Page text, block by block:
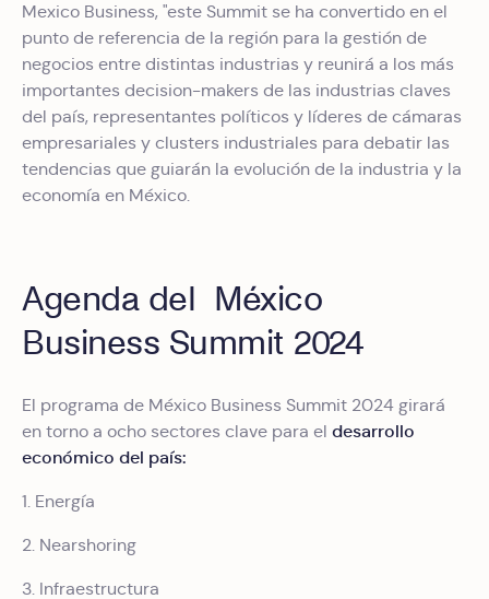
Mexico Business, "este Summit se ha convertido en el
punto de referencia de la región para la gestión de
negocios entre distintas industrias y reunirá a los más
importantes decision-makers de las industrias claves
del país, representantes políticos y líderes de cámaras
empresariales y clusters industriales para debatir las
tendencias que guiarán la evolución de la industria y la
economía en México.
Agenda del México
Business Summit 2024
El programa de México Business Summit 2024 girará
en torno a ocho sectores clave para el desarrollo
económico del país:
1. Energía
2. Nearshoring
3. Infraestructura